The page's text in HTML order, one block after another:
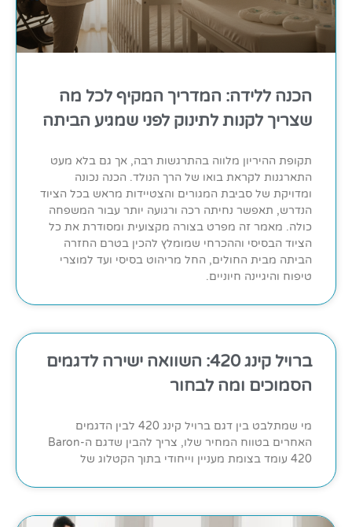
הכנה ללידה: המדריך המקיף לכל מה
שצריך לקנות לתינוק לפני שמגיע הביתה
תקופת ההיריון מלווה בהתרגשות רבה, אך גם בלא מעט
התארגנות לקראת בואו של הרך הנולד. הכנה נכונה
ומדויקת של סביבת המגורים והצטיידות מראש בכל הציוד
הנדרש, תאפשר נחיתה רכה ורגועה יותר עבור המשפחה
כולה. מאמר זה מפרט בצורה מקצועית ומסודרת את כל
הציוד הבסיסי וההכרחי שמומלץ להכין בטרם החזרה
הביתה מבית החולים, החל מריהוט בסיסי ועד למוצרי
טיפוח והיגיינה חיוניים.
ברויל קינג 420: השוואה ישירה לדגמים
הסמוכים ומה לבחור
מי שמתלבט בין דגם ברויל קינג 420 לבין הדגמים
האחרים בטווח המחיר שלו, צריך להבין שדגם ה-Baron
420 עומד בצומת מעניין וייחודי בתוך הקטלוג של